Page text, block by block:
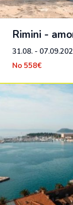
Rimini -
31.08. -
No 558€